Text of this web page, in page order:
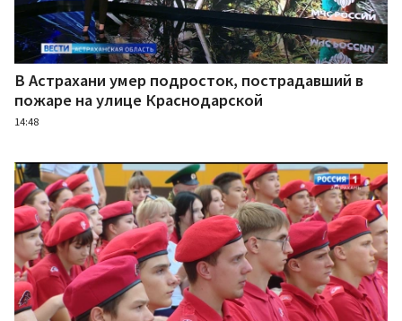
В Астрахани умер подросток, пострадавший в
пожаре на улице Краснодарской
14:48